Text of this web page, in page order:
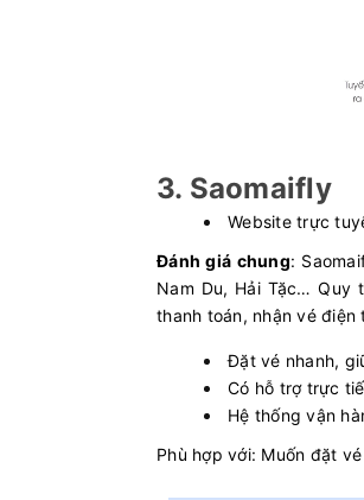
3. Saomaifly
Website trực
Đánh giá chung:
Nam Du, Hải Tặc… Quy
thanh toán, nhận vé điện
Đặt vé nhanh,
Có hỗ trợ trực
Hệ thống vận
Phù hợp với: Muốn đặt